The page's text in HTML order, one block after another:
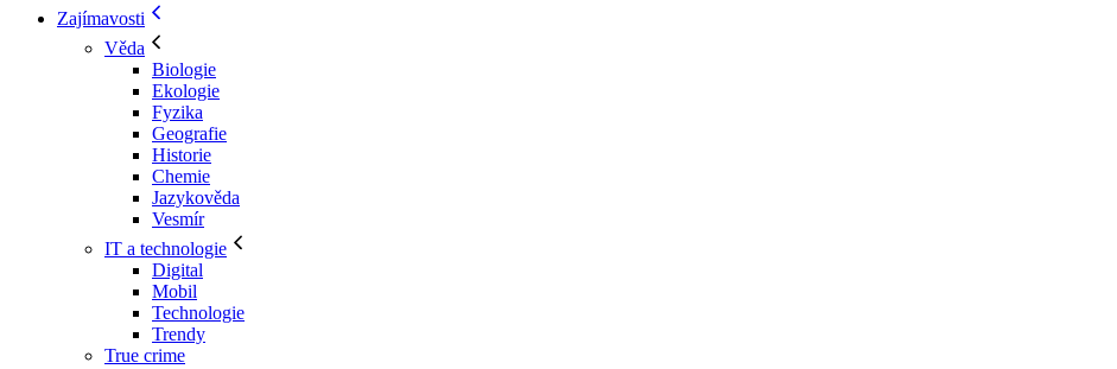
Zajímavosti
Věda
Biologie
Ekologie
Fyzika
Geografie
Historie
Chemie
Jazykověda
Vesmír
IT a technologie
Digital
Mobil
Technologie
Trendy
True crime